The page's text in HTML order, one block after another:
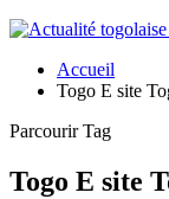
Accueil
Togo E site
Parcourir Tag
Togo E site